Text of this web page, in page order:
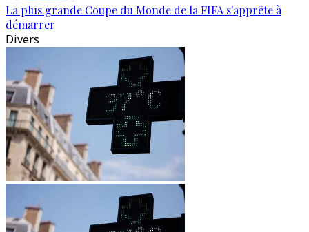
La plus grande Coupe du Monde de la FIFA s'apprête à
démarrer
Divers